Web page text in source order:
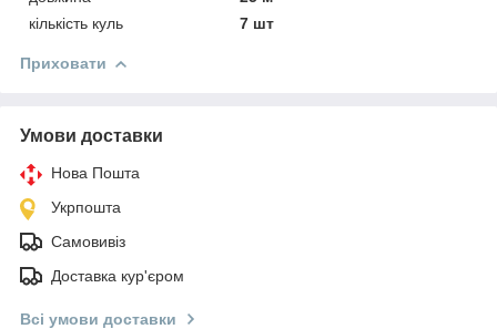
кількість куль
7 шт
Приховати
Умови доставки
Нова Пошта
Укрпошта
Самовивіз
Доставка кур'єром
Всі умови доставки